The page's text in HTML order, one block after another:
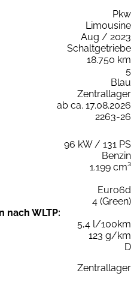
Pkw
Limousine
Aug / 2023
Schaltgetriebe
18.750 km
5
Blau
Zentrallager
ab ca. 17.08.2026
2263-26
96 kW / 131 PS
Benzin
1.199 cm³
Euro6d
4 (Green)
nach WLTP:
5,4 l/100km
123 g/km
D
Zentrallager